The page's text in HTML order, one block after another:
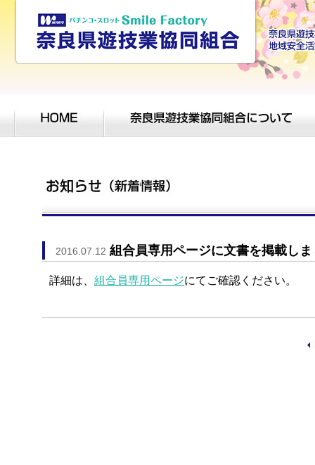
2016.07.12 組合員専用ページに文書を掲載し
詳細は、 組合員専用ページにてご確認ください。